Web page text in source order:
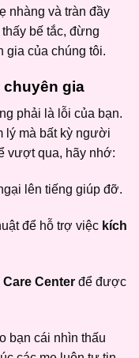
nhàng và tràn đầy
bế tắc, đừng
gia của chúng tôi.
gia
phải là lỗi của bạn.
lý mà bất kỳ người
vượt qua, hãy nhớ:
lên tiếng giúp đỡ.
để hỗ trợ việc kích
Care Centerđể được
bạn cái nhìn thấu